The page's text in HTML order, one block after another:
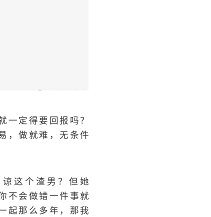
定得要回报吗？
，做就难，无条件
这个渣男？但她
不会做错一件事就
起那么多年，那我